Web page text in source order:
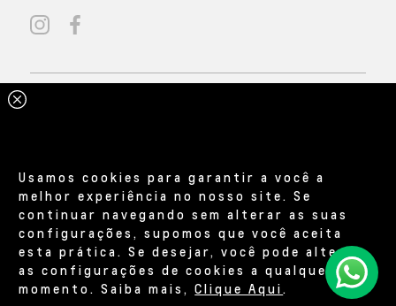
Usamos cookies para garantir a você a
melhor experiência no nosso site. Se
continuar navegando sem alterar as suas
configurações, supomos que você aceita
esta prática. Se desejar, você pode alterar
as configurações de cookies a qualquer
momento. Saiba mais,Clique Aqui.